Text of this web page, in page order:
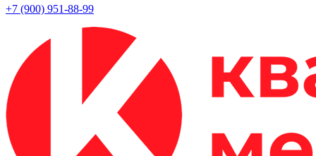
+7 (900) 951-88-99